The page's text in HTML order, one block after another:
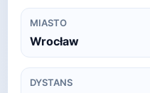
MIASTO
Wrocław
DYSTANS